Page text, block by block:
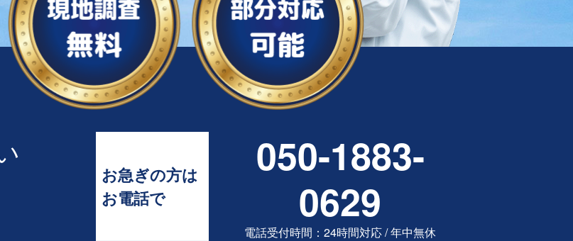
お急ぎの方は
お電話で
050-1883-
0629
電話受付時間：24時間対応/年中無休